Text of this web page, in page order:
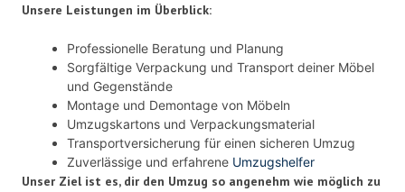
Unsere Leistungen im Überblick:
Professionelle Beratung und Planung
Sorgfältige Verpackung und Transport deiner Möbel
und Gegenstände
Montage und Demontage von Möbeln
Umzugskartons und Verpackungsmaterial
Transportversicherung für einen sicheren Umzug
Zuverlässige und erfahrene Umzugshelfer
Unser Ziel ist es, dir den Umzug so angenehm wie möglich zu